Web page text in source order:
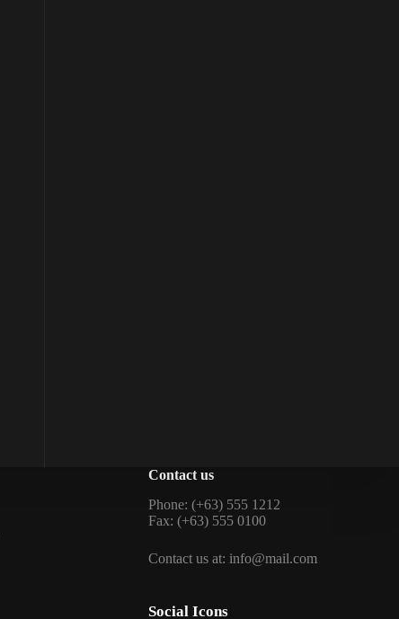
Contact us
Phone: (+63) 555 1212
Fax: (+63) 555 0100
Contact us at: info@mail.com
Social Icons